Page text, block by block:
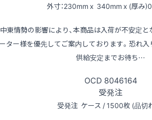
外寸：230mm x 340mm x (厚み
東情勢の影響により、本商品は入荷が不安定と
ター様を優先してご案内しております。恐れ入
供給安定までお待ち…
OCD 8046164
受発注
受発注 ケース / 1500枚 (品切